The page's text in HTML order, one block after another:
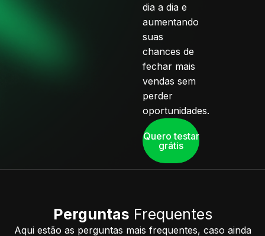
dia a dia e
aumentando
suas
chances de
fechar mais
vendas sem
perder
oportunidades.
Quero testar
grátis
Perguntas Frequentes
Aqui estão as perguntas mais frequentes, caso ainda